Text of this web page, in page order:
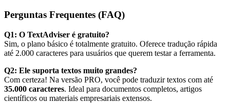
Perguntas Frequentes (FAQ)
Q1: O TextAdviser é gratuito?
Sim, o plano básico é totalmente gratuito. Oferece tradução rápida
até 2.000 caracteres para usuários que querem testar a ferramenta.
Q2: Ele suporta textos muito grandes?
Com certeza! Na versão PRO, você pode traduzir textos com até
35.000 caracteres. Ideal para documentos completos, artigos
científicos ou materiais empresariais extensos.